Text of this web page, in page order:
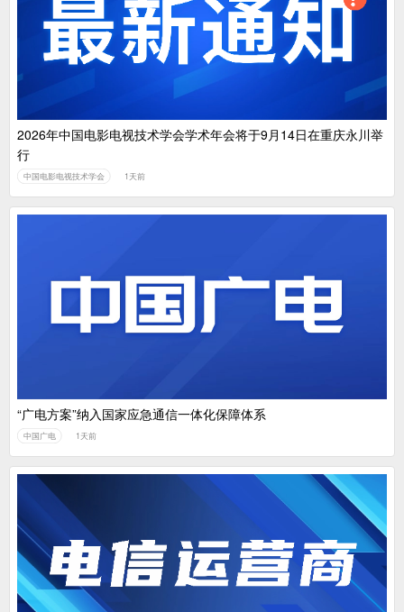
2026年中国电影电视技术学会学术年会将于9月14日在重庆永川举
行
中国电影电视技术学会 1天前
“广电方案”纳入国家应急通信一体化保障体系
中国广电 1天前